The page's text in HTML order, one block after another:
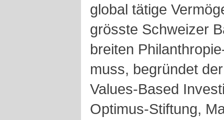
global tätige
grösste Schweizer
breiten
muss, begründet
Values-Based
Optimus-Stiftung,